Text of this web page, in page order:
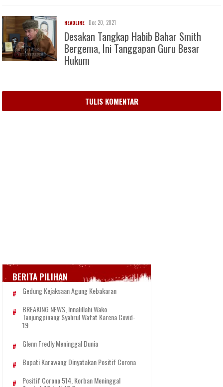
HEADLINE Dec 20, 2021
Desakan Tangkap Habib Bahar Smith
Bergema, Ini Tanggapan Guru Besar
Hukum
TULIS KOMENTAR
BERITA PILIHAN
Gedung Kejaksaan Agung Kebakaran
BREAKING NEWS, Innalillahi Wako
Tanjungpinang Syahrul Wafat Karena Covid-
19
Glenn Fredly Meninggal Dunia
Bupati Karawang Dinyatakan Positif Corona
Positif Corona 514, Korban Meninggal